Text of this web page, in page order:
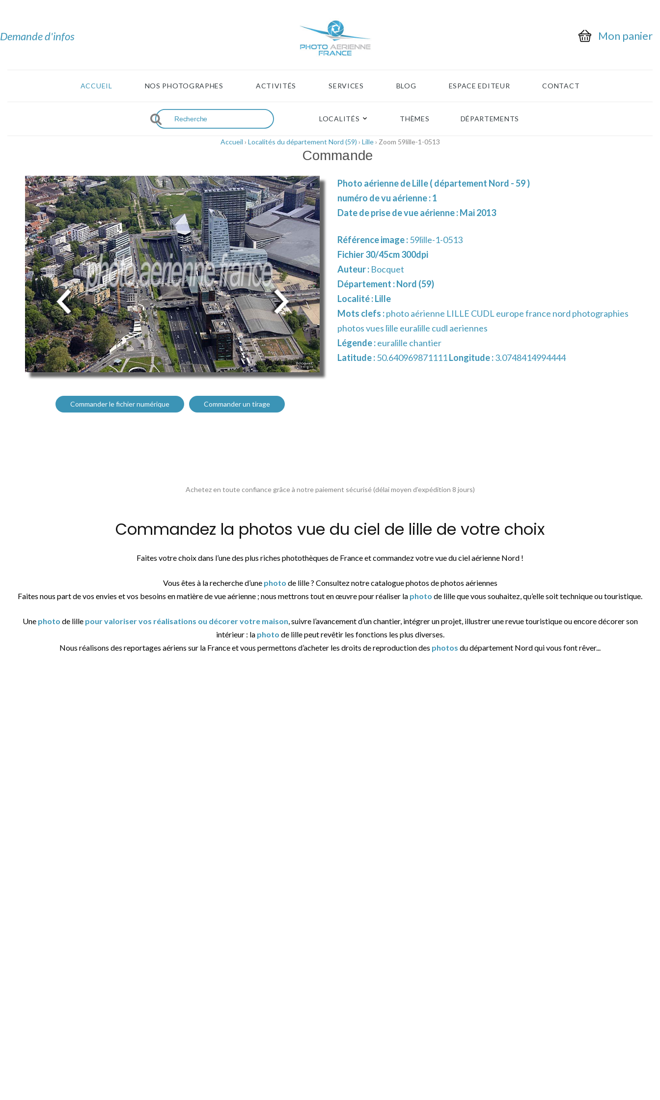
Demande d'infos Mon panier
ACCUEIL NOS PHOTOGRAPHES ACTIVITÉS SERVICES BLOG ESPACE EDITEUR CONTACT
LOCALITÉS THÈMES DÉPARTEMENTS
Accueil › Localités du département Nord (59) › Lille› Zoom 59lille-1-0513
Commande
Commander le fichier numérique Commander un tirage
Photo aérienne de Lille ( département Nord - 59 )
numéro de vu aérienne : 1
Date de prise de vue aérienne : Mai 2013
Référence image :59lille-1-0513
Fichier 30/45cm 300dpi
Auteur : Bocquet
Département :Nord (59)
Localité :Lille
Mots clefs :photo aérienne LILLE CUDL europe france nord photographies
photos vues lille euralille cudl aeriennes
Légende :euralille chantier
Latitude :50.640969871111Longitude :3.0748414994444
Achetez en toute confiance grâce à notre paiement sécurisé (délai moyen d’expédition 8 jours)
Commandez la photos vue du ciel de lille de votre choix
Faites votre choix dans l’une des plus riches photothèques de France et commandez votre vue du ciel aérienne Nord !
Vous êtes à la recherche d’une photo de lille ? Consultez notre catalogue photos de photos aériennes
Faites nous part de vos envies et vos besoins en matière de vue aérienne ; nous mettrons tout en œuvre pour réaliser la photo de lille que vous souhaitez, qu’elle soit technique ou touristique.
Une photo de lille pour valoriser vos réalisations ou décorer votre maison, suivre l’avancement d’un chantier, intégrer un projet, illustrer une revue touristique ou encore décorer son
intérieur : la photo de lille peut revêtir les fonctions les plus diverses.
Nous réalisons des reportages aériens sur la France et vous permettons d’acheter les droits de reproduction des photos du département Nord qui vous font rêver...